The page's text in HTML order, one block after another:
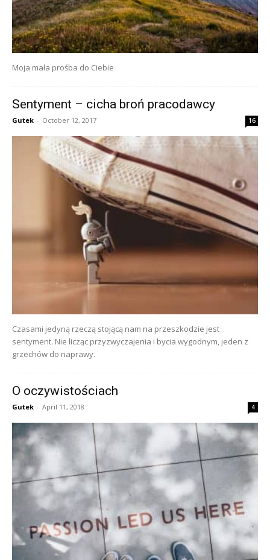
Moja mała prośba do Ciebie
Sentyment – cicha broń pracodawcy
Gutek - October 12, 2017 16
Czasami jedyną rzeczą stojącą nam na przeszkodzie jest
sentyment. Nie licząc przyzwyczajenia i bycia wygodnym, jeden z
grzechów do naprawy.
O oczywistościach
Gutek - April 11, 2018 4